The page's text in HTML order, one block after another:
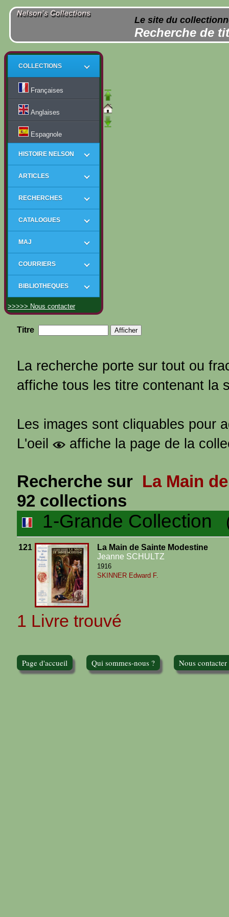
Le site du
Recherche de
COLLECTIONS
Françaises
Anglaises
Espagnole
HISTOIRE NELSON
ARTICLES
RECHERCHES
CATALOGUES
MAJ
COURRIERS
BIBLIOTHEQUES
>>>>> Nous contacter
Titre
La recherche porte sur tout ou
affiche tous les titre contenant la
Les images sont cliquables pour
L'oeil
affiche la page de la
Recherche sur La Main
92 collections
1-Grande Collection
121
La Main de Sainte Modestine
Jeanne SCHULTZ
1916
SKINNER Edward F.
1 Livre trouvé
Page d'accueil Qui sommes-nous ? Nous contacter